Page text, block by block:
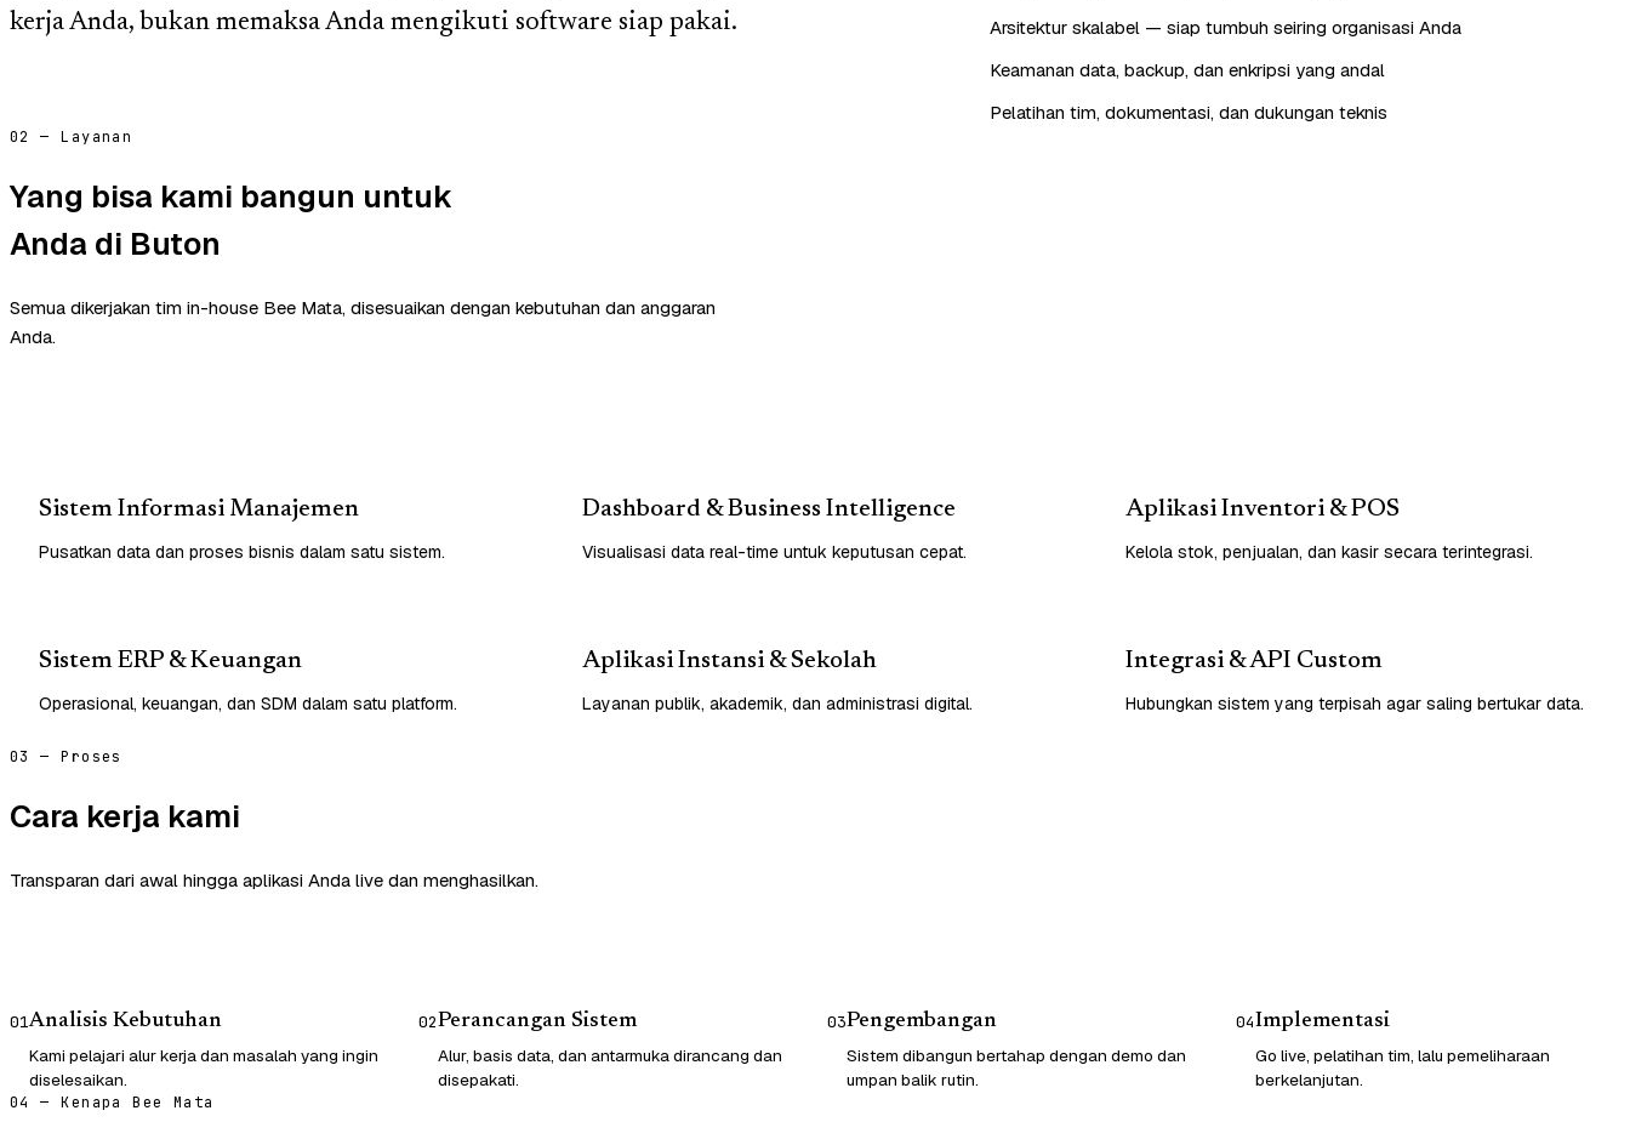
kerja Anda, bukan memaksa Anda mengikuti software siap pakai.
Arsitektur skalabel — siap tumbuh seiring organisasi Anda
Keamanan data, backup, dan enkripsi yang andal
Pelatihan tim, dokumentasi, dan dukungan teknis
02 — Layanan
Yang bisa kami bangun untuk
Anda di Buton
Semua dikerjakan tim in-house Bee Mata, disesuaikan dengan kebutuhan dan anggaran
Anda.
Sistem Informasi Manajemen
Pusatkan data dan proses bisnis dalam satu sistem.
Dashboard & Business Intelligence
Visualisasi data real-time untuk keputusan cepat.
Aplikasi Inventori & POS
Kelola stok, penjualan, dan kasir secara terintegrasi.
Sistem ERP & Keuangan
Operasional, keuangan, dan SDM dalam satu platform.
Aplikasi Instansi & Sekolah
Layanan publik, akademik, dan administrasi digital.
Integrasi & API Custom
Hubungkan sistem yang terpisah agar saling bertukar data.
03 — Proses
Cara kerja kami
Transparan dari awal hingga aplikasi Anda live dan menghasilkan.
01Analisis Kebutuhan
Kami pelajari alur kerja dan masalah yang ingin
diselesaikan.
02Perancangan Sistem
Alur, basis data, dan antarmuka dirancang dan
disepakati.
03Pengembangan
Sistem dibangun bertahap dengan demo dan
umpan balik rutin.
04Implementasi
Go live, pelatihan tim, lalu pemeliharaan
berkelanjutan.
04 — Kenapa Bee Mata